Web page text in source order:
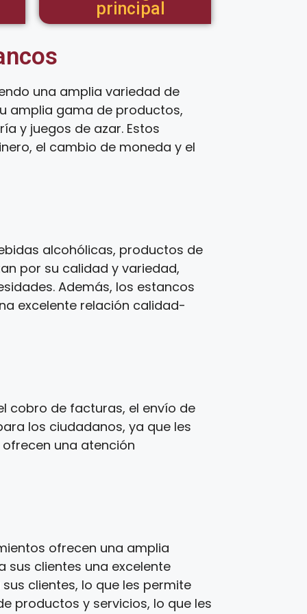
principal
una amplia variedad de
amplia gama de productos,
y juegos de azar. Estos
el cambio de moneda y el
alcohólicas, productos de
por su calidad y variedad,
Además, los estancos
excelente relación calidad-
cobro de facturas, el envío de
los ciudadanos, ya que les
una atención
ofrecen una amplia
clientes una excelente
clientes, lo que les permite
productos y servicios, lo que les